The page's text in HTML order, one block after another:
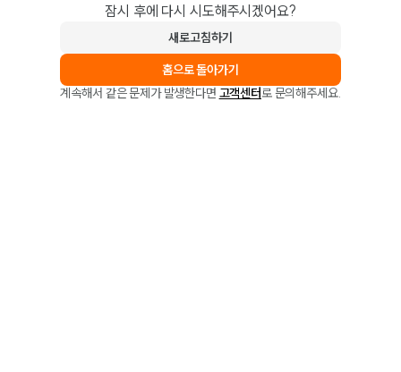
잠시 후에 다시 시도해주시겠어요?
새로고침하기
홈으로 돌아가기
계속해서 같은 문제가 발생한다면 고객센터로 문의해주세요.